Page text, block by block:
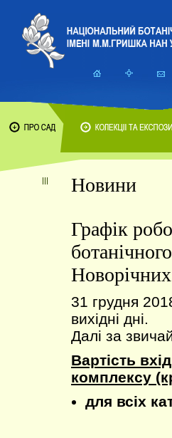
Новини
Графік
31 грудня
вихідні дні.
Далі за
Вартість
комплексу
для всіх